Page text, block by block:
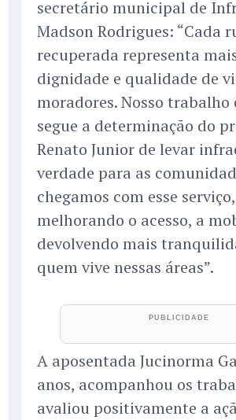
secretário municipal de
Madson Rodrigues: “Cada
recuperada representa
dignidade e qualidade de
moradores. Nosso trabalho
segue a determinação do
Renato Junior de levar
verdade para as
chegamos com esse
melhorando o acesso, a
devolvendo mais
quem vive nessas áreas”.
A aposentada Jucinorma
anos, acompanhou os
avaliou positivamente a